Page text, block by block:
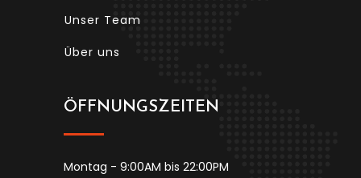
Unser Team
Über uns
ÖFFNUNGSZEITEN
Montag - 9:00AM bis 22:00PM